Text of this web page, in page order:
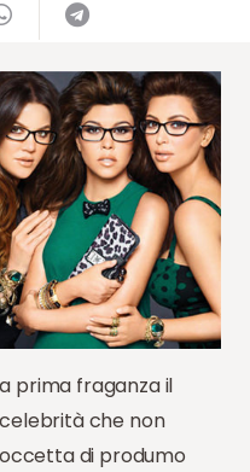
prima fraganza il
celebrità che non
di produmo